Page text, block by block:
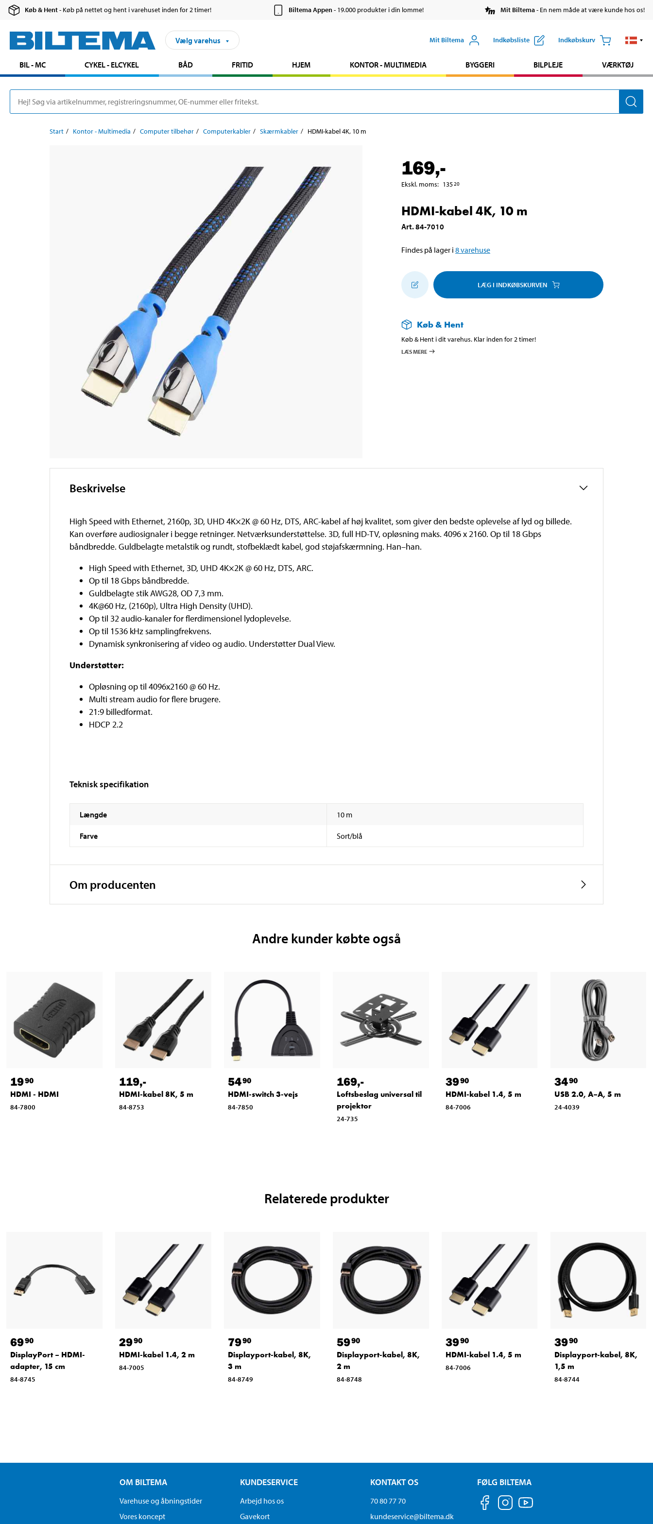
Køb & Hent- Køb på nettet og hent i varehuset inden for 2 timer! Biltema Appen- 19.000 produkter i din lomme! Mit Biltema- En nem måde at være kunde hos os!
Vælg varehus Mit Biltema Indkøbsliste Indkøbskurv
BIL - MC CYKEL - ELCYKEL BÅD FRITID HJEM KONTOR - MULTIMEDIA BYGGERI BILPLEJE VÆRKTØJ
Start Kontor - Multimedia Computer tilbehør Computerkabler Skærmkabler HDMI-kabel 4K, 10 m
169,-
Ekskl. moms: 135 20
HDMI-kabel 4K, 10 m
Art.84-7010
Findes på lager i 8varehuse
LÆG I INDKØBSKURVEN
Køb & Hent
Køb & Hent i dit varehus. Klar inden for 2 timer!
LÆS MERE
Beskrivelse
High Speed with Ethernet, 2160p, 3D, UHD 4K×2K @ 60 Hz, DTS, ARC-kabel af høj kvalitet, som giver den bedste oplevelse af lyd og billede.
Kan overføre audiosignaler i begge retninger. Netværksunderstøttelse. 3D, full HD-TV, opløsning maks. 4096 x 2160. Op til 18 Gbps
båndbredde. Guldbelagte metalstik og rundt, stofbeklædt kabel, god støjafskærmning. Han–han.
High Speed with Ethernet, 3D, UHD 4K×2K @ 60 Hz, DTS, ARC.
Op til 18 Gbps båndbredde.
Guldbelagte stik AWG28, OD 7,3 mm.
4K@60 Hz, (2160p), Ultra High Density (UHD).
Op til 32 audio-kanaler for flerdimensionel lydoplevelse.
Op til 1536 kHz samplingfrekvens.
Dynamisk synkronisering af video og audio. Understøtter Dual View.
Understøtter:
Opløsning op til 4096x2160 @ 60 Hz.
Multi stream audio for flere brugere.
21:9 billedformat.
HDCP 2.2
Teknisk specifikation
Længde 10 m
Farve Sort/blå
Om producenten
Andre kunder købte også
1990
HDMI - HDMI
84-7800
119,-
HDMI-kabel 8K, 5 m
84-8753
5490
HDMI-switch 3-vejs
84-7850
169,-
Loftsbeslag universal til
projektor
24-735
3990
HDMI-kabel 1.4, 5 m
84-7006
3490
USB 2.0, A–A, 5 m
24-4039
Relaterede produkter
6990
DisplayPort – HDMI-
adapter, 15 cm
84-8745
2990
HDMI-kabel 1.4, 2 m
84-7005
7990
Displayport-kabel, 8K,
3 m
84-8749
5990
Displayport-kabel, 8K,
2 m
84-8748
3990
HDMI-kabel 1.4, 5 m
84-7006
3990
Displayport-kabel, 8K,
1,5 m
84-8744
OM BILTEMA
Varehuse og åbningstider
Vores koncept
KUNDESERVICE
Arbejd hos os
Gavekort
KONTAKT OS
70 80 77 70
kundeservice@biltema.dk
FØLG BILTEMA